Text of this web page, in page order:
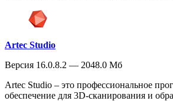
Artec Studio
Версия 16.0.8.2 — 2048.0 Мб
Artec Studio – это профессиональное
обеспечение для 3D-сканирования и